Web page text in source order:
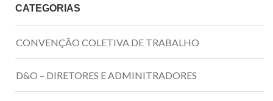
CATEGORIAS
CONVENÇÃO COLETIVA DE TRABALHO
D&O – DIRETORES E ADMINITRADORES